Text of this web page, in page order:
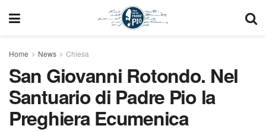
Home News Chiesa
San Giovanni Rotondo. Nel
Santuario di Padre Pio la
Preghiera Ecumenica